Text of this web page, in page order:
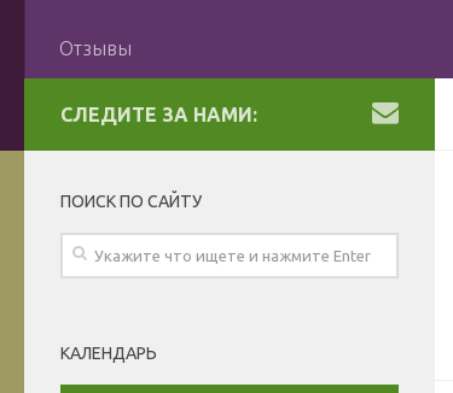
Отзывы
СЛЕДИТЕ ЗА НАМИ:
ПОИСК ПО САЙТУ
КАЛЕНДАРЬ